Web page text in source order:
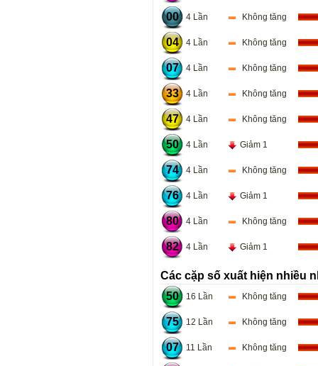
00 4 Lần Không tăng
04 4 Lần Không tăng
07 4 Lần Không tăng
33 4 Lần Không tăng
47 4 Lần Không tăng
50 4 Lần Giảm 1
74 4 Lần Không tăng
76 4 Lần Giảm 1
80 4 Lần Không tăng
82 4 Lần Giảm 1
Các cặp số xuất hiện nhiều
50
16 Lần Không tăng
75 12 Lần Không tăng
07 11 Lần Không tăng